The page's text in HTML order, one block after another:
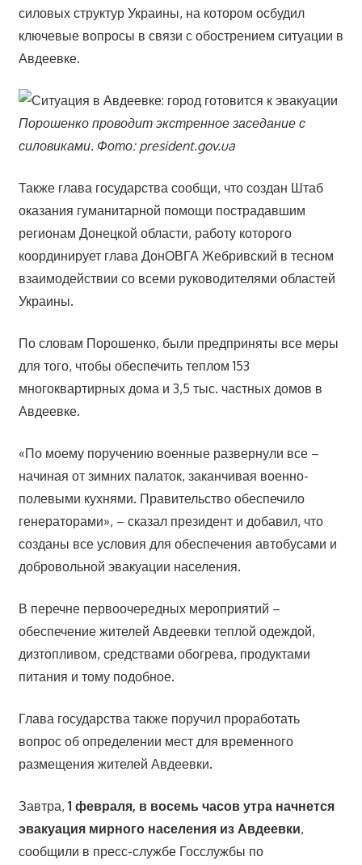
силовых структур Украины, на котором осбудил
ключевые вопросы в связи с обострением ситуации в
Авдеевке.
Порошенко проводит экстренное заседание с
силовиками. Фото: president.gov.ua
Также глава государства сообщи, что создан Штаб
оказания гуманитарной помощи пострадавшим
регионам Донецкой области, работу которого
координирует глава ДонОВГА Жебривский в тесном
взаимодействии со всеми руководителями областей
Украины.
По словам Порошенко, были предприняты все меры
для того, чтобы обеспечить теплом 153
многоквартирных дома и 3,5 тыс. частных домов в
Авдеевке.
«По моему поручению военные развернули все –
начиная от зимних палаток, заканчивая военно-
полевыми кухнями. Правительство обеспечило
генераторами», – сказал президент и добавил, что
созданы все условия для обеспечения автобусами и
добровольной эвакуации населения.
В перечне первоочередных мероприятий –
обеспечение жителей Авдеевки теплой одеждой,
дизтопливом, средствами обогрева, продуктами
питания и тому подобное.
Глава государства также поручил проработать
вопрос об определении мест для временного
размещения жителей Авдеевки.
Завтра, 1 февраля, в восемь часов утра начнется
эвакуация мирного населения из Авдеевки,
сообщили в пресс-службе Госслужбы по